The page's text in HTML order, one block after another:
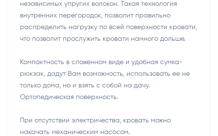
независимых упругих волокон. Такая технология
внутренних перегородок, позволит правильно
распределить нагрузку по всей поверхности кровати,
что позволит прослужить кровати намного дольше.
Компактность в сложенном виде и удобная сумка-
рюкзак, дадут Вам возможность, использовать ее не
только дома, но и взять с собой на дачу.
Ортопедическая поверхность.
При отсутствии электричества, кровать можно
накачать механическим насосом.